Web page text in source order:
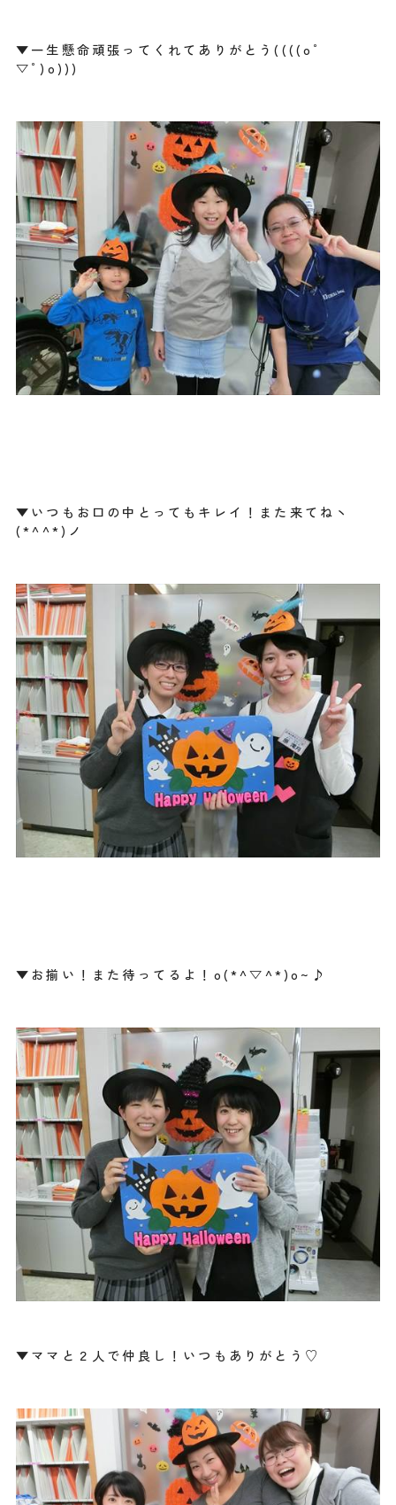
▼一生懸命頑張ってくれてありがとう((((oﾟ
▽ﾟ)o)))
▼いつもお口の中とってもキレイ！また来てねヽ
(*^^*)ノ
▼お揃い！また待ってるよ！o(*^▽^*)o~♪
▼ママと２人で仲良し！いつもありがとう♡